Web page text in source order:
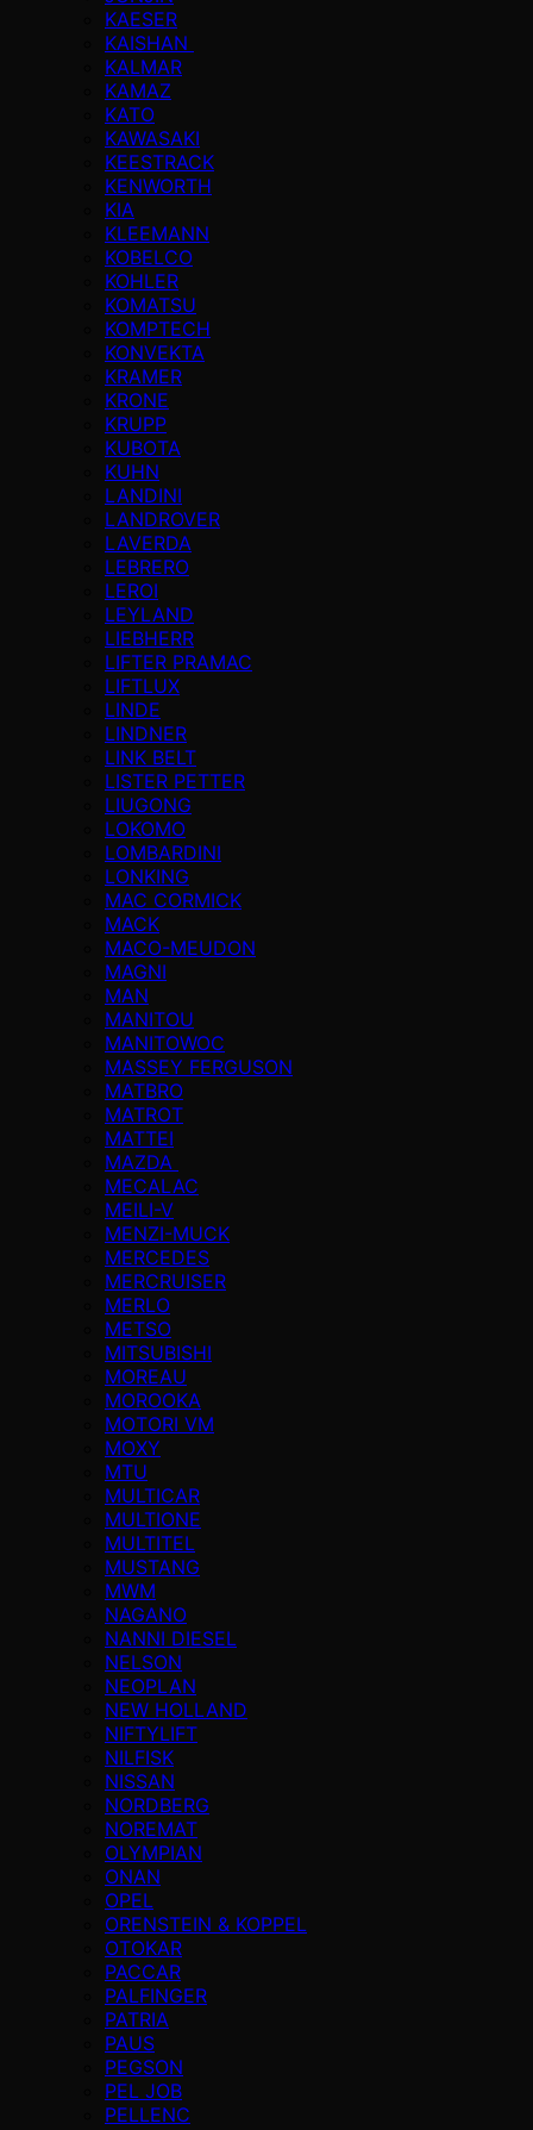
KAESER
KAISHAN
KALMAR
KAMAZ
KATO
KAWASAKI
KEESTRACK
KENWORTH
KIA
KLEEMANN
KOBELCO
KOHLER
KOMATSU
KOMPTECH
KONVEKTA
KRAMER
KRONE
KRUPP
KUBOTA
KUHN
LANDINI
LANDROVER
LAVERDA
LEBRERO
LEROI
LEYLAND
LIEBHERR
LIFTER PRAMAC
LIFTLUX
LINDE
LINDNER
LINK BELT
LISTER PETTER
LIUGONG
LOKOMO
LOMBARDINI
LONKING
MAC CORMICK
MACK
MACO-MEUDON
MAGNI
MAN
MANITOU
MANITOWOC
MASSEY FERGUSON
MATBRO
MATROT
MATTEI
MAZDA
MECALAC
MEILI-V
MENZI-MUCK
MERCEDES
MERCRUISER
MERLO
METSO
MITSUBISHI
MOREAU
MOROOKA
MOTORI VM
MOXY
MTU
MULTICAR
MULTIONE
MULTITEL
MUSTANG
MWM
NAGANO
NANNI DIESEL
NELSON
NEOPLAN
NEW HOLLAND
NIFTYLIFT
NILFISK
NISSAN
NORDBERG
NOREMAT
OLYMPIAN
ONAN
OPEL
ORENSTEIN & KOPPEL
OTOKAR
PACCAR
PALFINGER
PATRIA
PAUS
PEGSON
PEL JOB
PELLENC